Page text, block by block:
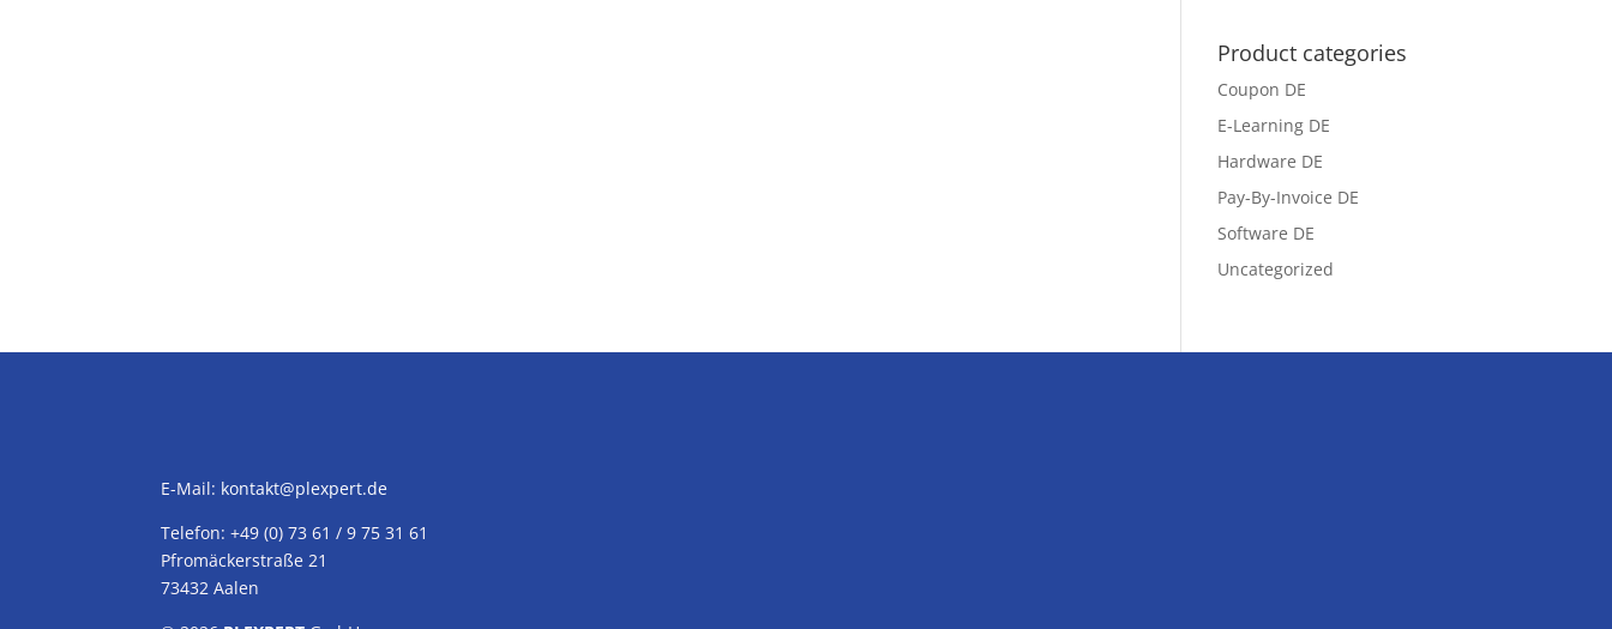
Product categories
Coupon DE
E-Learning DE
Hardware DE
Pay-By-Invoice DE
Software DE
Uncategorized
E-Mail: kontakt@plexpert.de
Telefon: +49 (0) 73 61 / 9 75 31 61
Pfromäckerstraße 21
73432 Aalen